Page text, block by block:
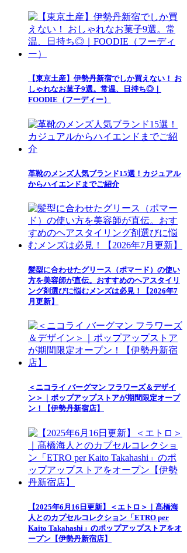
【東京土産】伊勢丹新宿でしか買えない！ お
しゃれなお菓子9選。常温、日持ち◎｜
FOODIE（フーディー）
革靴のメンズ人気ブランド15選！カジュアル
からハイエンドまでご紹介
髪型に合わせたグリース（ポマード）の使い
方を美容師が直伝。おすすめのヘアスタイリ
ング剤選びに悩むメンズは必見！【2026年7
月更新】
＜ニコライ バーグマン フラワーズ＆デザイ
ン＞｜ポップアップストアが期間限定オープ
ン！【伊勢丹新宿店】
【2025年6月16日更新】＜エトロ＞｜髙橋海
人とのカプセルコレクション「ETRO per
Kaito Takahashi」のポップアップストアをオ
ープン【伊勢丹新宿店】